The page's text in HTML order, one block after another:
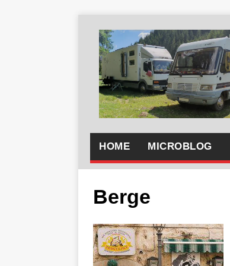
HOME MICROBLOG
Berge